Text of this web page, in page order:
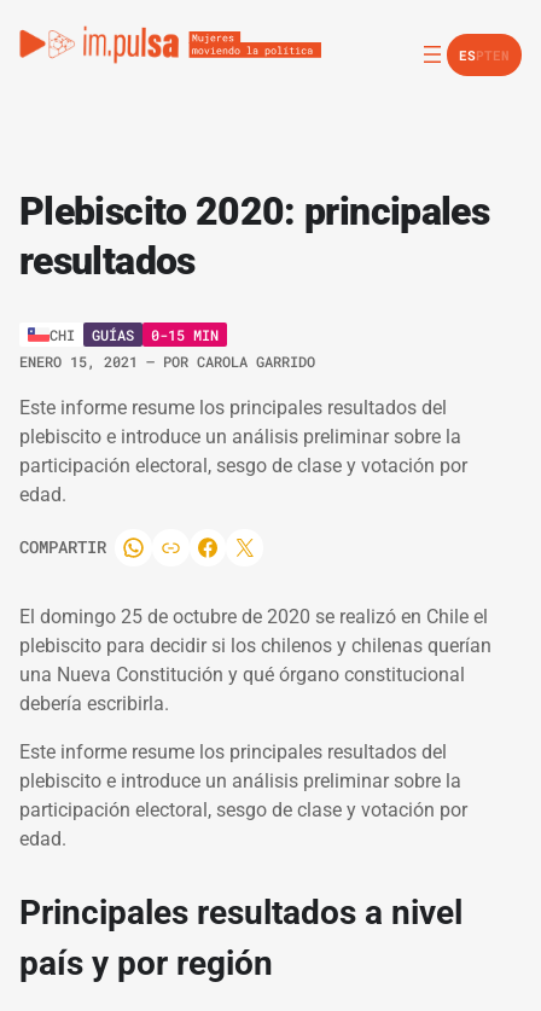
ESPTEN
Plebiscito 2020: principales
resultados
CHI GUÍAS
0-15 MIN
ENERO 15, 2021 – POR CAROLA GARRIDO
Este informe resume los principales resultados del
plebiscito e introduce un análisis preliminar sobre la
participación electoral, sesgo de clase y votación por
edad.
COMPARTIR
El domingo 25 de octubre de 2020 se realizó en Chile el
plebiscito para decidir si los chilenos y chilenas querían
una Nueva Constitución y qué órgano constitucional
debería escribirla.
Este informe resume los principales resultados del
plebiscito e introduce un análisis preliminar sobre la
participación electoral, sesgo de clase y votación por
edad.
Principales resultados a nivel
país y por región